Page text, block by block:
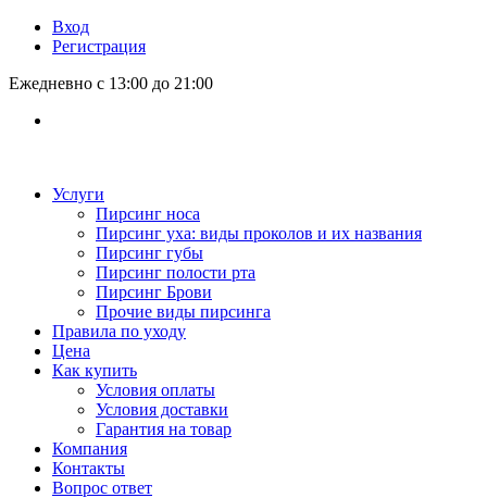
Вход
Регистрация
Ежедневно с 13:00 до 21:00
Услуги
Пирсинг носа
Пирсинг уха: виды проколов и их названия
Пирсинг губы
Пирсинг полости рта
Пирсинг Брови
Прочие виды пирсинга
Правила по уходу
Цена
Как купить
Условия оплаты
Условия доставки
Гарантия на товар
Компания
Контакты
Вопрос ответ